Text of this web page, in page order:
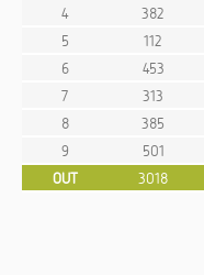
4
382
5
112
6
453
7
313
8
385
9
501
OUT
3018